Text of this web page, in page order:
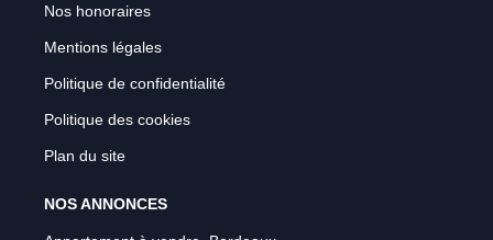
Nos honoraires
Mentions légales
Politique de confidentialité
Politique des cookies
Plan du site
NOS ANNONCES